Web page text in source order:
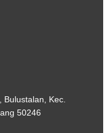
Kec.
50246